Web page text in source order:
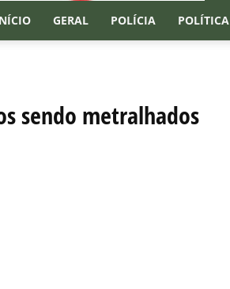
GERAL POLÍCIA POLÍTICA
sendo metralhados